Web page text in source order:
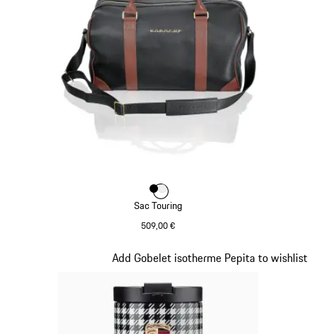
Sac Touring
509,00 €
Couleur
Couleur
Couleur
Add Gobelet isotherme Pepita to wishlist